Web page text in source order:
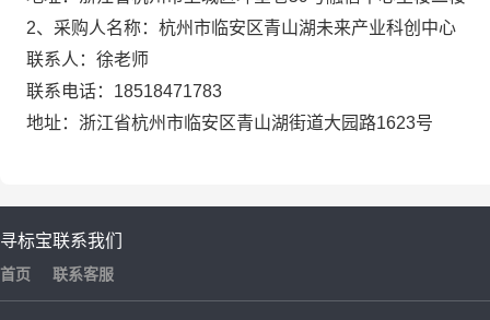
2、采购人名称： 杭州市临安区青山湖未来产业科创中心
联系人： 徐老师
联系电话： 18518471783
地址： 浙江省杭州市临安区青山湖街道大园路1623号
寻标宝
首页
联系我们
联系客服